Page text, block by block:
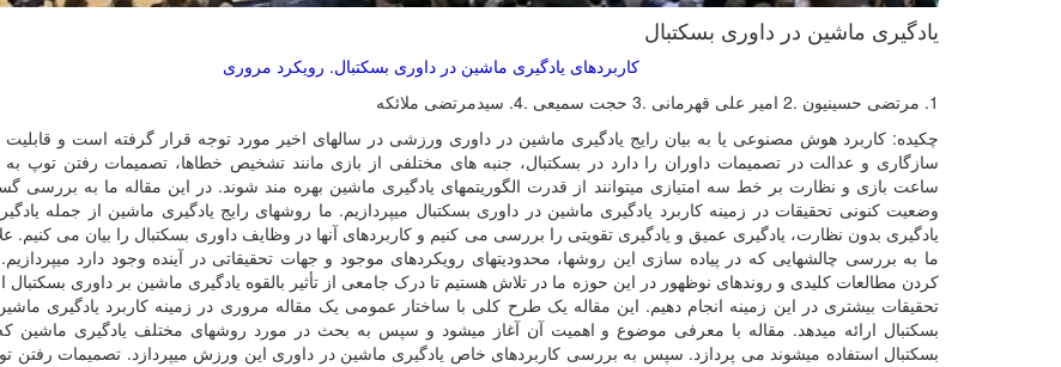
یادگیری ماشین در داوری بسکتبال
کاربردهای یادگیری ماشین در داوری بسکتبال. رویکرد مروری
1. مرتضی حسینیون .2 امیر علی قهرمانی .3 حجت سمیعی .4. سیدمرتضی ملائکه
چکیده: کاربرد هوش مصنوعی یا به بیان رایج یادگیری ماشین در داوری ورزشی در سالهای اخیر مورد توجه قرار گرفته است و قابلیت
سازگاری و عدالت در تصمیمات داوران را دارد در بسکتبال، جنبه های مختلفی از بازی مانند تشخیص خطاها، تصمیمات رفتن توپ
ساعت بازی و نظارت بر خط سه امتیازی میتوانند از قدرت الگوریتمهای یادگیری ماشین بهره مند شوند. در این مقاله ما به بررسی
وضعیت کنونی تحقیقات در زمینه کاربرد یادگیری ماشین در داوری بسکتبال میپردازیم. ما روشهای رایج یادگیری ماشین از جمله
یادگیری بدون نظارت، یادگیری عمیق و یادگیری تقویتی را بررسی می کنیم و کاربردهای آنها در وظایف داوری بسکتبال را بیان می کنیم.
ما به بررسی چالشهایی که در پیاده سازی این روشها، محدودیتهای رویکردهای موجود و جهات تحقیقاتی در آینده وجود دارد
کردن مطالعات کلیدی و روندهای نوظهور در این حوزه ما در تلاش هستیم تا درک جامعی از تأثیر بالقوه یادگیری ماشین بر داوری بسکتبال
تحقیقات بیشتری در این زمینه انجام دهیم. این مقاله یک طرح کلی با ساختار عمومی یک مقاله مروری در زمینه کاربرد یادگیری
بسکتبال ارائه میدهد. مقاله با معرفی موضوع و اهمیت آن آغاز میشود و سپس به بحث در مورد روشهای مختلف یادگیری ماشین
بسکتبال استفاده میشوند می پردازد. سپس به بررسی کاربردهای خاص یادگیری ماشین در داوری این ورزش میپردازد. تصمیمات رفتن